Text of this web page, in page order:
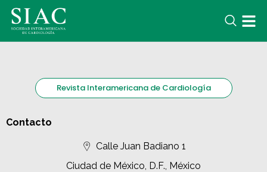
Revista Interamericana de Cardiología
Contacto
Calle Juan Badiano 1
Ciudad de México, D.F., México